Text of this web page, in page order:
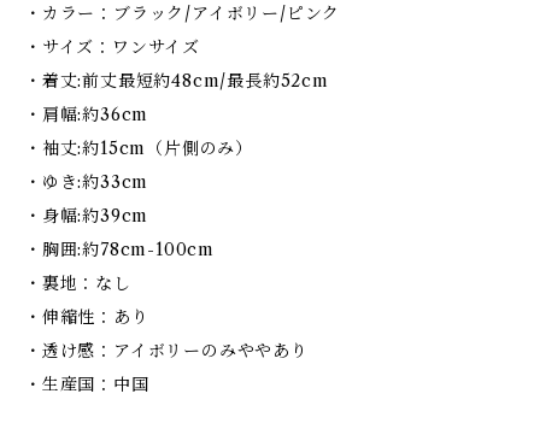
・カラー：ブラック/アイボリー/ピンク
・サイズ：ワンサイズ
・着丈:前丈最短約48cm/最長約52cm
・肩幅:約36cm
・袖丈:約15cm（片側のみ）
・ゆき:約33cm
・身幅:約39cm
・胸囲:約78cm-100cm
・裏地：なし
・伸縮性：あり
・透け感：アイボリーのみややあり
・生産国：中国